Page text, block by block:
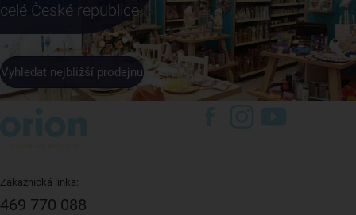
celé České republice
Vyhledat nejbližší prodejnu
Zákaznická linka:
469 770 088